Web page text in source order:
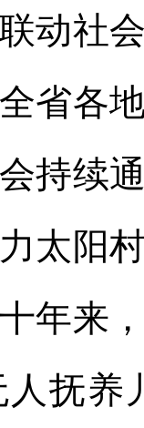
动社
省各
持续
太阳
年来
抚养